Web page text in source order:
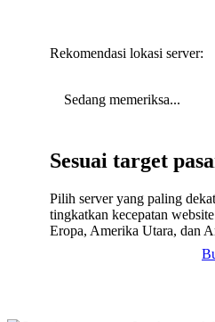
Rekomendasi lokasi server:
Sedang memeriksa...
Sesuai target
Pilih server yang paling
tingkatkan kecepatan
Eropa, Amerika Utara, dan